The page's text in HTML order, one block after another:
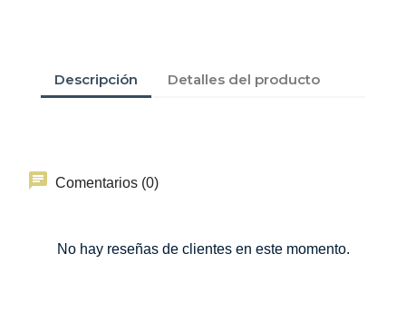
Descripción Detalles del producto
Comentarios (0)
No hay reseñas de clientes en este momento.